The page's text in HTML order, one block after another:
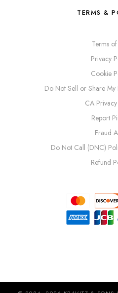
TERMS &
Terms
Privacy
Cookie
Do Not Sell or Share My
CA
Report
Fraud
Do Not Call (DNC)
Refund